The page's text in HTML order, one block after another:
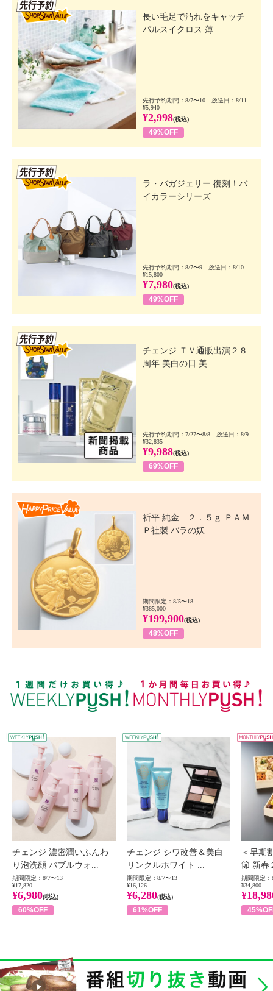
長い毛足で汚れをキャッチ
パルスイクロス 薄...
先行予約期間：8/7〜10 放送日：8/11
¥5,940
¥2,998(税込)
49%OFF
ラ・バガジェリー 復刻！バ
イカラーシリーズ ...
先行予約期間：8/7〜9 放送日：8/10
¥15,800
¥7,980(税込)
49%OFF
チェンジ ＴＶ通販出演２８
周年 美白の日 美...
先行予約期間：7/27〜8/8 放送日：8/9
¥32,835
¥9,988(税込)
69%OFF
祈平 純金 ２．５ｇ ＰＡＭ
Ｐ社製 バラの妖...
期間限定：8/5〜18
¥385,000
¥199,900(税込)
48%OFF
WEEKLY PUSH
チェンジ 濃密潤いふんわ
り泡洗顔 バブルウォ...
期間限定：8/7〜13
¥17,820
¥6,980(税込)
60%OFF
チェンジ シワ改善＆美白
リンクルホワイト ...
期間限定：8/7〜13
¥16,126
¥6,280(税込)
61%OFF
＜早期
節 新春
期間限定：
¥34,800